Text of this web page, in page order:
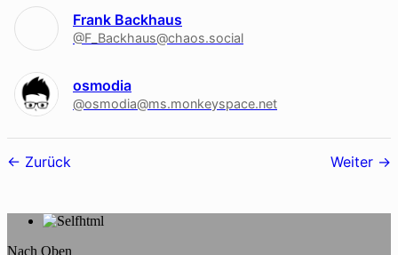
Frank Backhaus
@F_Backhaus@chaos.social
osmodia
@osmodia@ms.monkeyspace.net
Follower-
Zurück Weiter
Nach Oben